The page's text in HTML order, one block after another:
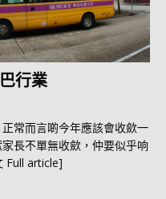
行業
常而言啲今年應該會收歛一
長不單無收歛，仲要似乎响
Full article]